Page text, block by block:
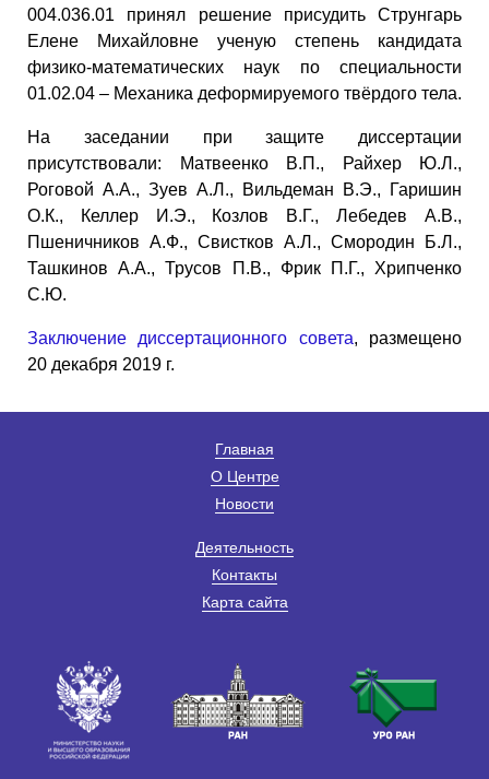
004.036.01 принял решение присудить Струнгарь
Елене Михайловне ученую степень кандидата
физико-математических наук по специальности
01.02.04 – Механика деформируемого твёрдого тела.
На заседании при защите диссертации
присутствовали: Матвеенко В.П., Райхер Ю.Л.,
Роговой А.А., Зуев А.Л., Вильдеман В.Э., Гаришин
О.К., Келлер И.Э., Козлов В.Г., Лебедев А.В.,
Пшеничников А.Ф., Свистков А.Л., Смородин Б.Л.,
Ташкинов А.А., Трусов П.В., Фрик П.Г., Хрипченко
С.Ю.
Заключение диссертационного совета, размещено
20 декабря 2019 г.
Главная
О Центре
Новости
Деятельность
Контакты
Карта сайта